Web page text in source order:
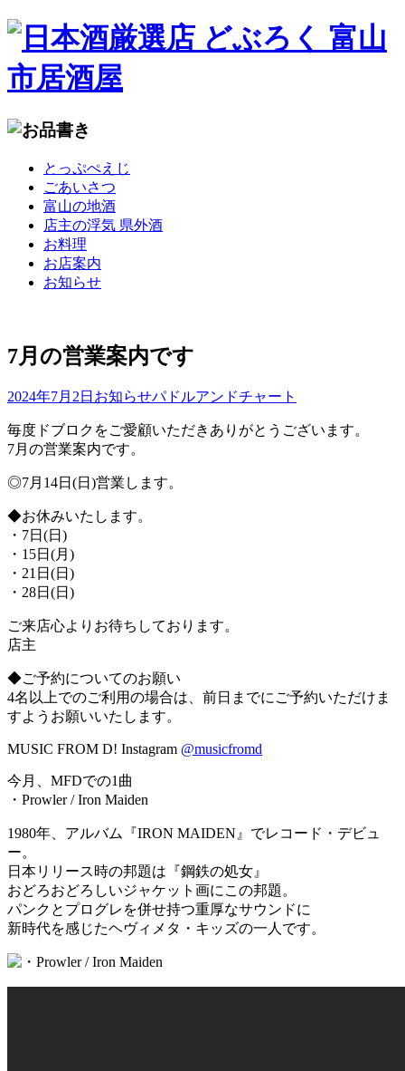
とっぷぺえじ
ごあいさつ
富山の地酒
店主の浮気 県外酒
お料理
お店案内
お知らせ
7月の営業案内です
2024年7月2日 お知らせパドルアンドチャート
毎度ドブロクをご愛顧いただきありがとうございます。
7月の営業案内です。
◎7月14日(日)営業します。
◆お休みいたします。
・7日(日)
・15日(月)
・21日(日)
・28日(日)
ご来店心よりお待ちしております。
店主
◆ご予約についてのお願い
4名以上でのご利用の場合は、前日までにご予約いただけま
すようお願いいたします。
MUSIC FROM D! Instagram @musicfromd
今月、MFDでの1曲
・Prowler / Iron Maiden
1980年、アルバム『IRON MAIDEN』でレコード・デビュ
ー。
日本リリース時の邦題は『鋼鉄の処女』
おどろおどろしいジャケット画にこの邦題。
パンクとプログレを併せ持つ重厚なサウンドに
新時代を感じたヘヴィメタ・キッズの一人です。